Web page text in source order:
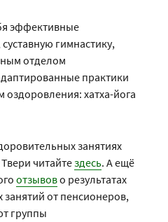
эффективные
гимнастику,
отделом
практики
оздоровления: хатха-йога
занятиях
читайтездесь. А ещё
отзывово результатах
от пенсионеров,
группы